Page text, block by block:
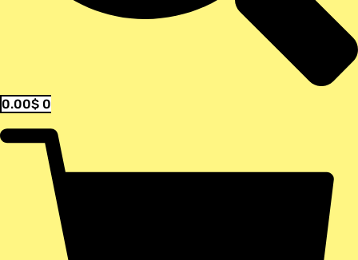
0.00$ 0